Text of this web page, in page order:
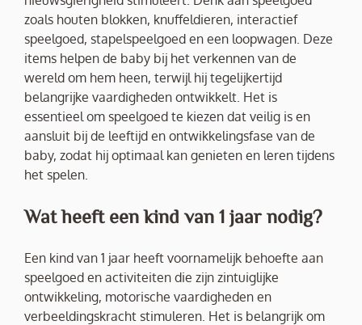
zoals houten blokken, knuffeldieren, interactief
speelgoed, stapelspeelgoed en een loopwagen. Deze
items helpen de baby bij het verkennen van de
wereld om hem heen, terwijl hij tegelijkertijd
belangrijke vaardigheden ontwikkelt. Het is
essentieel om speelgoed te kiezen dat veilig is en
aansluit bij de leeftijd en ontwikkelingsfase van de
baby, zodat hij optimaal kan genieten en leren tijdens
het spelen.
Wat heeft een kind van 1 jaar nodig?
Een kind van 1 jaar heeft voornamelijk behoefte aan
speelgoed en activiteiten die zijn zintuiglijke
ontwikkeling, motorische vaardigheden en
verbeeldingskracht stimuleren. Het is belangrijk om